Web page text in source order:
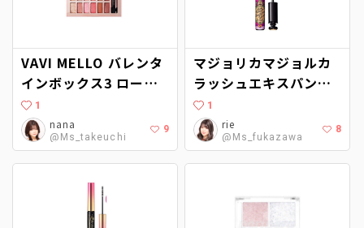
VAVI MELLO バレンタ
インボックス3 ローズ
モーメント
1
nana
@Ms_takeuchi
9
マジョリカマジョルカ
ラッシュエキスパンダ
ー ロングロングロング
EX
1
rie
@Ms_fukazawa
8